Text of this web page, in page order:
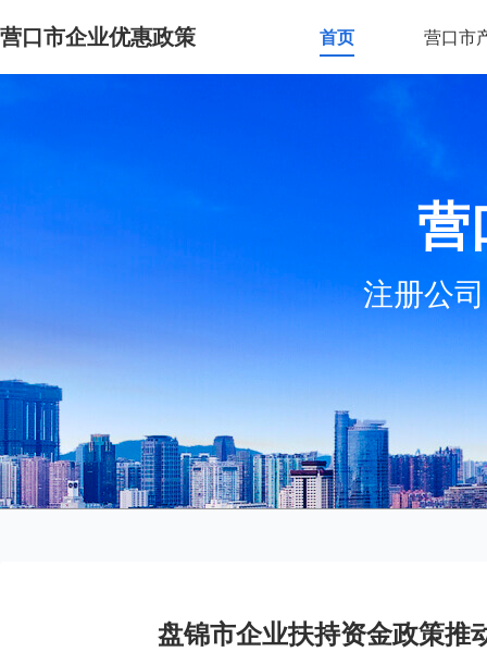
营口市企业优惠政策 首页 营口市
营
注册公
盘锦市企业扶持资金政策推